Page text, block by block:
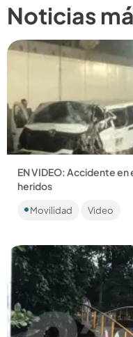
Noticias
EN VIDEO: Accidente
heridos
cerrada más de dos horas.
Movilidad Video